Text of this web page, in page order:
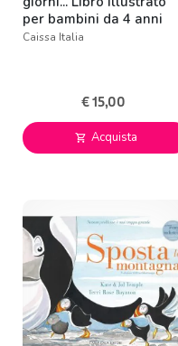
per bambini da 4 anni
Caissa Italia
€ 15,00
shopping_cart Acquista